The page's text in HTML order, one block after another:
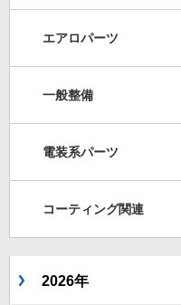
エアロパーツ
一般整備
電装系パーツ
コーティング関連
2026年